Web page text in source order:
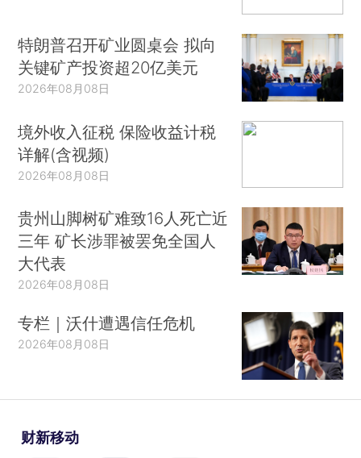
特朗普召开矿业圆桌会 拟向
关键矿产投资超20亿美元
2026年08月08日
境外收入征税 保险收益计税
详解(含视频)
2026年08月08日
贵州山脚树矿难致16人死亡近
三年 矿长涉罪被罢免全国人
大代表
2026年08月08日
专栏｜沃什遭遇信任危机
2026年08月08日
财新移动